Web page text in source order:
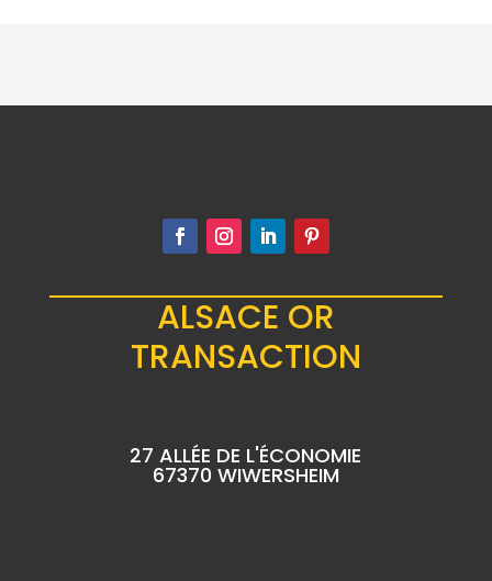
ALSACE OR
TRANSACTION
27 ALLÉE DE L'ÉCONOMIE
67370 WIWERSHEIM